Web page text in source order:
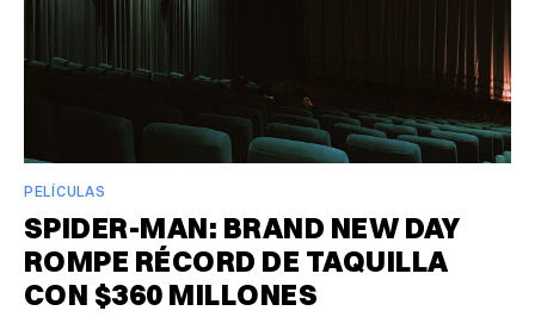
PELÍCULAS
SPIDER-MAN: BRAND NEW DAY
ROMPE RÉCORD DE TAQUILLA
CON $360 MILLONES